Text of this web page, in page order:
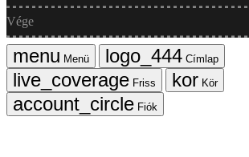
Vége
Menü
Címlap
Friss
Kör
Fiók